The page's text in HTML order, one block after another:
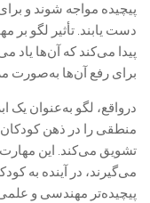
پیچیده مواجه شوند و
دست یابند. تأثیر لگو
پیدا می‌کند که آن‌ها یاد
برای رفع آن‌ها به‌صورت
درواقع، لگو به‌عنوان یک
منطقی را در ذهن کودکان
تشویق می‌کند. این
می‌گیرند، در آینده به
پیچیده‌تر مهندسی و